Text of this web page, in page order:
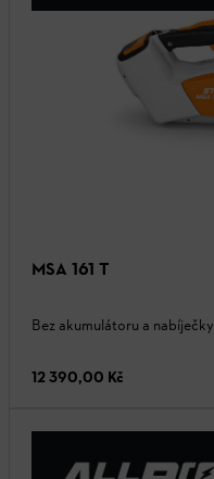
MSA 161 T
Bez akumulátoru a nabíječky
12 390,00 Kč